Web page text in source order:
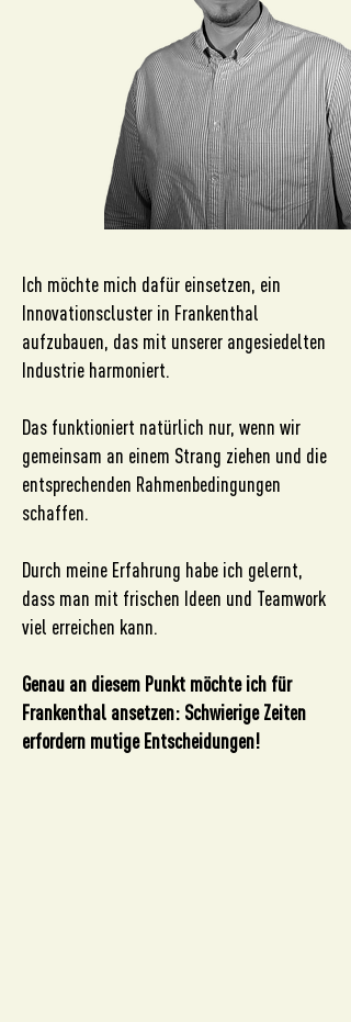
Ich möchte mich dafür einsetzen, ein
Innovationscluster in Frankenthal
aufzubauen, das mit unserer angesiedelten
Industrie harmoniert.
Das funktioniert natürlich nur, wenn wir
gemeinsam an einem Strang ziehen und die
entsprechenden Rahmenbedingungen
schaffen.
Durch meine Erfahrung habe ich gelernt,
dass man mit frischen Ideen und Teamwork
viel erreichen kann.
Genau an diesem Punkt möchte ich für
Frankenthal ansetzen: Schwierige Zeiten
erfordern mutige Entscheidungen!